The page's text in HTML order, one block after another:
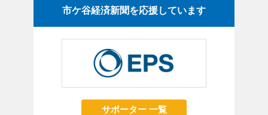
市ケ谷経済新聞を応援しています
サポーター 一覧